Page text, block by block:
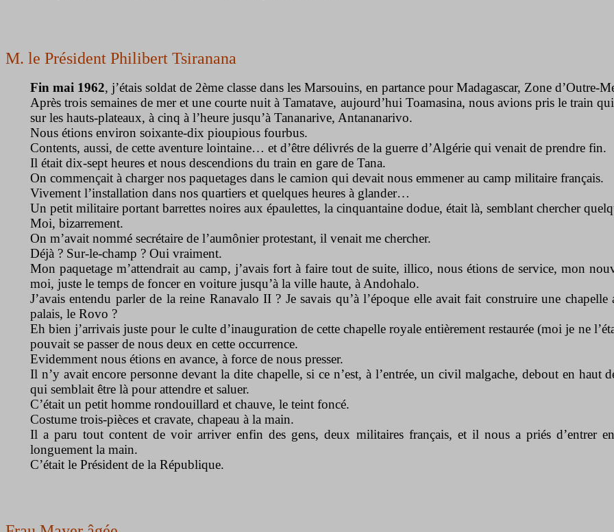
M. le Président Philibert Tsiranana
Fin mai 1962, j’étais soldat de 2ème classe dans les Marsouins, en partance pour Madagascar, Zone d’Outre-
Après trois semaines de mer et une courte nuit à Tamatave, aujourd’hui Toamasina, nous avions pris le train
sur les hauts-plateaux, à cinq à l’heure jusqu’à Tananarive, Antananarivo.
Nous étions environ soixante-dix pioupious fourbus.
Contents, aussi, de cette aventure lointaine… et d’être délivrés de la guerre d’Algérie qui venait de prendre fin.
Il était dix-sept heures et nous descendions du train en gare de Tana.
On commençait à charger nos paquetages dans le camion qui devait nous emmener au camp militaire français.
Vivement l’installation dans nos quartiers et quelques heures à glander…
Un petit militaire portant barrettes noires aux épaulettes, la cinquantaine dodue, était là, semblant chercher
Moi, bizarrement.
On m’avait nommé secrétaire de l’aumônier protestant, il venait me chercher.
Déjà ? Sur-le-champ ? Oui vraiment.
Mon paquetage m’attendrait au camp, j’avais fort à faire tout de suite, illico, nous étions de service, mon
moi, juste le temps de foncer en voiture jusqu’à la ville haute, à Andohalo.
J’avais entendu parler de la reine Ranavalo II ? Je savais qu’à l’époque elle avait fait construire une chapelle
palais, le Rovo ?
Eh bien j’arrivais juste pour le culte d’inauguration de cette chapelle royale entièrement restaurée (moi je ne
pouvait se passer de nous deux en cette occurrence.
Evidemment nous étions en avance, à force de nous presser.
Il n’y avait encore personne devant la dite chapelle, si ce n’est, à l’entrée, un civil malgache, debout en haut
qui semblait être là pour attendre et saluer.
C’était un petit homme rondouillard et chauve, le teint foncé.
Costume trois-pièces et cravate, chapeau à la main.
Il a paru tout content de voir arriver enfin des gens, deux militaires français, et il nous a priés d’entrer
longuement la main.
C’était le Président de la République.